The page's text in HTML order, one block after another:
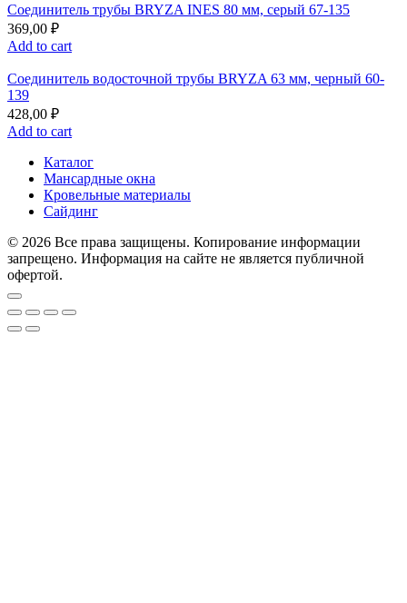
Соединитель трубы BRYZA INES 80 мм, серый 67-135
369,00 ₽
Add to cart
Соединитель водосточной трубы BRYZA 63 мм, черный 60-
139
428,00 ₽
Add to cart
Каталог
Мансардные окна
Кровельные материалы
Сайдинг
© 2026 Все права защищены. Копирование информации
запрещено. Информация на сайте не является публичной
офертой.